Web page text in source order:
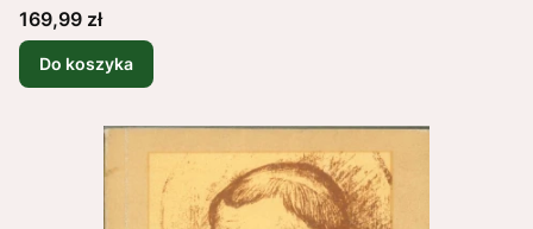
Cena
169,99 zł
Do koszyka